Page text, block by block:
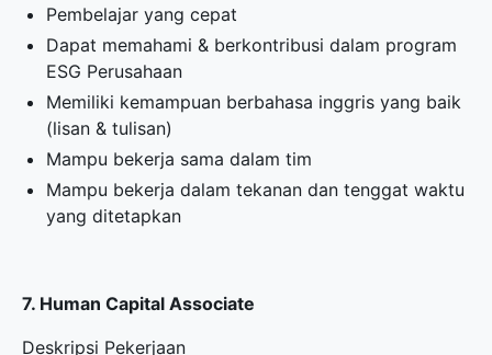
Pembelajar yang cepat
Dapat memahami & berkontribusi dalam program
ESG Perusahaan
Memiliki kemampuan berbahasa inggris yang baik
(lisan & tulisan)
Mampu bekerja sama dalam tim
Mampu bekerja dalam tekanan dan tenggat waktu
yang ditetapkan
7. Human Capital Associate
Deskripsi Pekerjaan